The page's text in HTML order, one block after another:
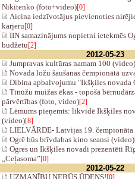
Nikitenko (foto+video)[0]
Aicina iedzīvotājus pievienoties
karjeru[0]
IIN samazinājums nopietni ietekmēs
budžetu[2]
2012-05-23
Jumpravas kultūras namam 100 (video)
Novada ložu šaušanas čempionātā
Dibina apbalvojumu "Ikšķiles novada
Tīnūžu muižas ēkas - topošā
pārvērtības (foto, video)[2]
Lēmums pieņemts: likvidē Ikšķiles
(video)[8]
LIELVĀRDE- Latvijas 19.
Ogrē būs brīvdabas kino seansi (video)
Ogres un Ikšķiles novadi prezentēti
„Ceļasoma”[0]
2012-05-22
UZMANĪBU NEBŪS ŪDENS![0]